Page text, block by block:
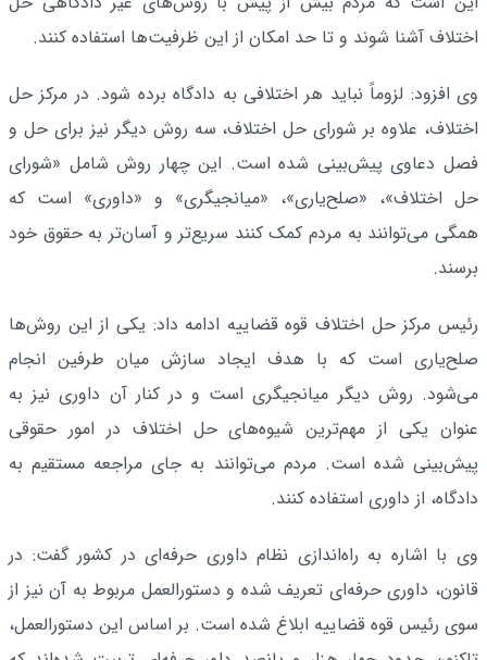
اختلاف آشنا شوند و تا حد امکان از این ظرفیت‌ها استفاده کنند.
وی افزود: لزوماً نباید هر اختلافی به دادگاه برده شود. در مرکز حل
اختلاف، علاوه بر شورای حل اختلاف، سه روش دیگر نیز برای حل و
فصل دعاوی پیش‌بینی شده است. این چهار روش شامل «شورای
حل اختلاف»، «صلح‌یاری»، «میانجیگری» و «داوری» است که
همگی می‌توانند به مردم کمک کنند سریع‌تر و آسان‌تر به حقوق خود
برسند.
رئیس مرکز حل اختلاف قوه قضاییه ادامه داد: یکی از این روش‌ها
صلح‌یاری است که با هدف ایجاد سازش میان طرفین انجام
می‌شود. روش دیگر میانجیگری است و در کنار آن داوری نیز به
عنوان یکی از مهم‌ترین شیوه‌های حل اختلاف در امور حقوقی
پیش‌بینی شده است. مردم می‌توانند به جای مراجعه مستقیم به
دادگاه، از داوری استفاده کنند.
وی با اشاره به راه‌اندازی نظام داوری حرفه‌ای در کشور گفت: در
قانون، داوری حرفه‌ای تعریف شده و دستورالعمل مربوط به آن نیز از
سوی رئیس قوه قضاییه ابلاغ شده است. بر اساس این دستورالعمل،